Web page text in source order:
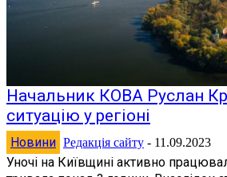
Начальник КОВА Руслан
ситуацію у регіоні
Новини Редакція сайту - 11.09.2023
Уночі на Київщині активно